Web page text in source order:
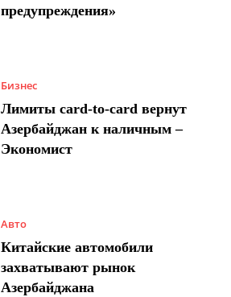
предупреждения»
Бизнес
Лимиты card-to-card вернут
Азербайджан к наличным –
Экономист
Авто
Китайские автомобили
захватывают рынок
Азербайджана